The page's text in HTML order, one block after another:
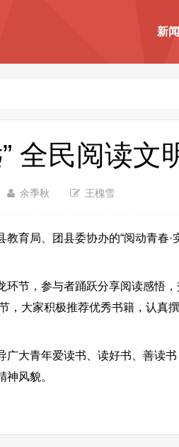
新闻
全民阅读文
余季秋 王槐雪
局、团县委协办的“阅动青春·
节，参与者踊跃分享阅读感悟，
，大家积极推荐优秀书籍，认真
大青年爱读书、读好书、善读书
风貌。